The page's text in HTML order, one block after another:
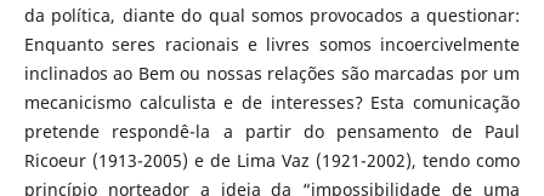
da política, diante do qual somos provocados a questionar:
Enquanto seres racionais e livres somos incoercivelmente
inclinados ao Bem ou nossas relações são marcadas por um
mecanicismo calculista e de interesses? Esta comunicação
pretende respondê-la a partir do pensamento de Paul
Ricoeur (1913-2005) e de Lima Vaz (1921-2002), tendo como
princípio norteador a ideia da “impossibilidade de uma